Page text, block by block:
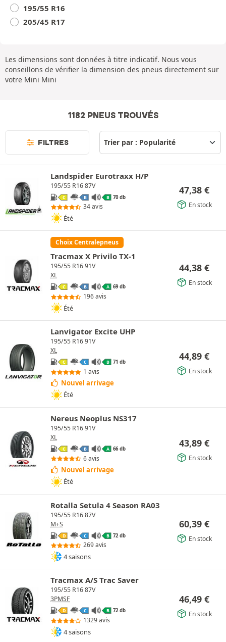
195/55 R16
205/45 R17
Les dimensions sont données à titre indicatif. Nous vous
conseillons de vérifier la dimension des pneus directement sur
votre Mini Mini
1182 PNEUS TROUVÉS
FILTRES
Landspider Eurotraxx H/P
195/55 R16 87V
C B B 70 db
34 avis
Été
47,38 €
En stock
Choix Centralepneus
Tracmax X Privilo TX-1
195/55 R16 91V
XL
C B A 69 db
196 avis
Été
44,38 €
En stock
Lanvigator Excite UHP
195/55 R16 91V
XL
C C B 71 db
1 avis
Nouvel arrivage
Été
44,89 €
En stock
Nereus Neoplus NS317
195/55 R16 91V
XL
C B A 66 db
6 avis
Nouvel arrivage
Été
43,89 €
En stock
Rotalla Setula 4 Season RA03
195/55 R16 87V
M+S
D C B 72 db
269 avis
4 saisons
60,39 €
En stock
Tracmax A/S Trac Saver
195/55 R16 87V
3PMSF
D C B 72 db
1329 avis
4 saisons
46,49 €
En stock